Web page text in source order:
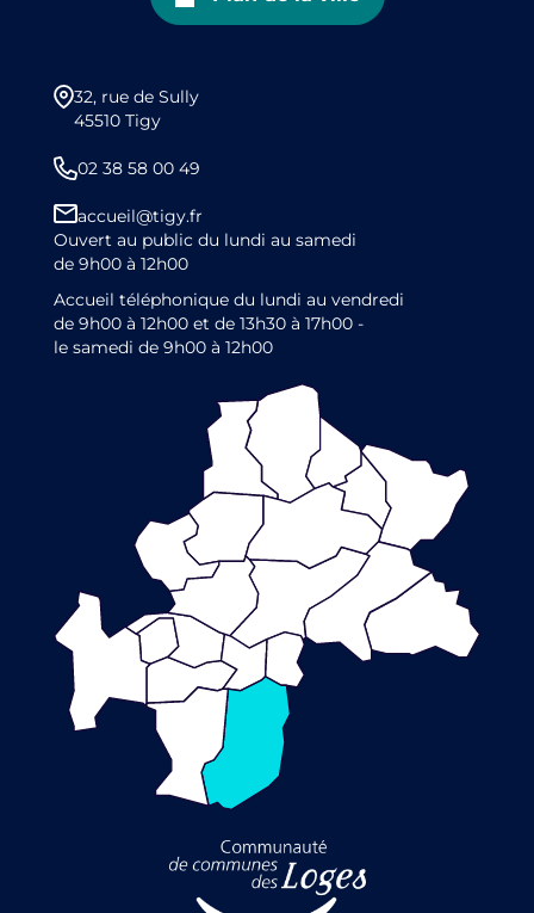
32, rue de Sully
45510 Tigy
02 38 58 00 49
accueil@tigy.fr
Ouvert au public du lundi au samedi
de 9h00 à 12h00
Accueil téléphonique du lundi au vendredi
de 9h00 à 12h00 et de 13h30 à 17h00 -
le samedi de 9h00 à 12h00